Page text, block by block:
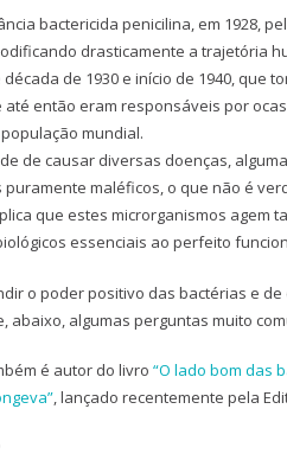
bactericida penicilina, em 1928,
drasticamente a trajetória
de 1930 e início de 1940,
até então eram responsáveis por
mundial.
de causar diversas doenças,
maléficos, o que não é
que estes microrganismos agem
essenciais ao perfeito
o poder positivo das bactérias e
abaixo, algumas perguntas muito
é autor do livro “O lado bom das
, lançado recentemente pela